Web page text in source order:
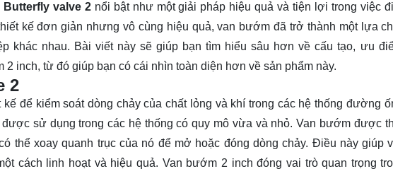
Butterfly valve 2nổi bật như một giải pháp hiệu quả và tiện lợi trong việc
kế đơn giản nhưng vô cùng hiệu quả, van bướm đã trở thành một lựa
khác nhau. Bài viết này sẽ giúp bạntìm hiểu sâu hơn về cấu tạo, ưu
inch, từ đó giúp bạn có cái nhìn toàn diện hơn về sản phẩm này.
2
để kiểm soát dòng chảy của chất lỏng và khí trong các hệ thống đường
sử dụng trong các hệ thống có quy mô vừa và nhỏ. Van bướm được
thể xoay quanh trục của nó để mở hoặc đóng dòng chảy. Điều này giúp
cách linh hoạt và hiệu quả. Van bướm 2 inch đóng vai trò quan trọng